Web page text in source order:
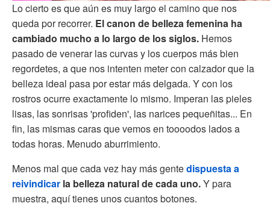
Lo cierto es que aún es muy largo el camino que nos
queda por recorrer. El canon de belleza femenina ha
cambiado mucho a lo largo de los siglos. Hemos
pasado de venerar las curvas y los cuerpos más bien
regordetes, a que nos intenten meter con calzador que la
belleza ideal pasa por estar más delgada. Y con los
rostros ocurre exactamente lo mismo. Imperan las pieles
lisas, las sonrisas 'profiden', las narices pequeñitas... En
fin, las mismas caras que vemos en toooodos lados a
todas horas. Menudo aburrimiento.
Menos mal que cada vez hay más gentedispuesta a
reivindicar la belleza natural de cada uno.Y para
muestra, aquí tienes unos cuantos botones.